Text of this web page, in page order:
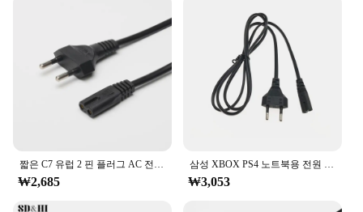
to withstand daily wear and tear. Whether you're
setting up your home office, connecting devices in
your living room, or need a reliable power cable for
on-the-go use, this product delivers consistent
performance.
**Versatile and Convenient**
With its versatile design, this power cable is suitable
computers and laptops to smartphones and tablets.
The cable's flexibility allows for easy
maneuverability, making it ideal for use in tight
spaces or when you need to reach hard-to-access
짧은 C7 유럽 2 핀 플러그 AC 전원 케이블 리드 코드, 0.6m, 그림 8
₩2,685
삼성 XBOX PS4 노트북용 전원 공급 장치 코드, 콘솔 코드, C7 케이블, 그림 8 전원 케이블, 2 핀 프롱 EU 케이블
₩3,053